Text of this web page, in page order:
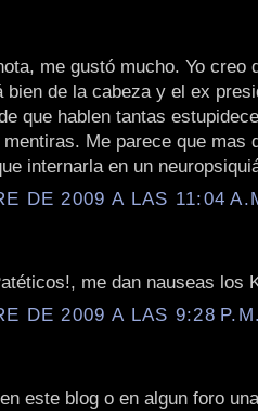
me gustó mucho. Yo creo
bien de la cabeza y el ex
que hablen tantas
Me parece que mas
internarla en un
DE 2009 A LAS 11:04
me dan nauseas los
DE 2009 A LAS 9:28
este blog o en algun foro